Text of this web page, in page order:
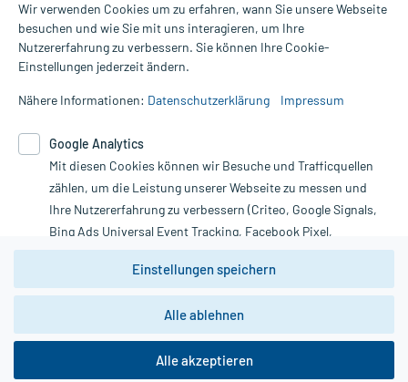
Alle Preise gelten inkl. MwSt., ggf. zzgl. Versandkosten
Informationen auf dieser Website werden ausschließlich für
die Untersuchung und Behandlung durch einen Arzt. Bitte
Therapien eingeleitet werden können. | Diese Webseite benutzt
Google Analytics. Lesen Sie bitte dazu die wichtigen Hinweise in
unserer Datenschutzerklärung. Für den Widerruf einer Bestellung
nutzen Sie das Formular:
Vertrag widerrufen
*Hinweise zu unseren Aktionen und Bewertungen
copyright @ 2026 Roland Helle e.K. - Versandapotheke - Alle Rechte vorbehalten
Wir verwenden Cookies um zu erfahren, wann Sie unsere Webseite
besuchen und wie Sie mit uns interagieren, um Ihre
Nutzererfahrung zu verbessern. Sie können Ihre Cookie-
Einstellungen jederzeit ändern.
Nähere Informationen: Datenschutzerklärung Impressum
Google Analytics
Mit diesen Cookies können wir Besuche und Trafficquellen
zählen, um die Leistung unserer Webseite zu messen und
Ihre Nutzererfahrung zu verbessern (Criteo, Google Signals,
Bing Ads Universal Event Tracking, Facebook Pixel,
Youtube-Social Plugin).
Wir weisen darauf hin, dass die
zwingend den Europäischen Anforderungen gem. EU-
DSGVO genügen und ein Datentransfer in Drittstaaten bzw.
Daten dort verarbeitet werden, kann nicht geprüft und
nachvollzogen werden.
Einstellungen speichern
Alle ablehnen
Alle akzeptieren